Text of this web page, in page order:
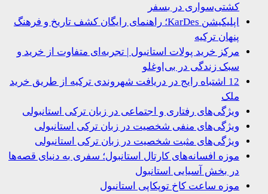
کشتی‌سواری در بسفر
اپلیکیشن KarDes؛ راهنمای رایگان کشف تاریخ و فرهنگ
پنهان ترکیه
مرکز خرید پولات استانبول | تجربه‌ای متفاوت از خرید و
سبک زندگی در بی‌اوغلو
12 اشتباه رایج در دریافت شهروندی ترکیه از طریق خرید
ویژگی‌های رفتاری و اجتماعی در زبان ترکی استانبولی
ویژگی‌های منفی شخصیت در زبان ترکی استانبولی
ویژگی‌های مثبت شخصیت در زبان ترکی استانبولی
موزه افسانه‌های کارتال استانبول؛ سفری به دنیای قصه‌ها
در بخش آسیایی استانبول
موزه ساعت کاخ توپکاپی استانبول